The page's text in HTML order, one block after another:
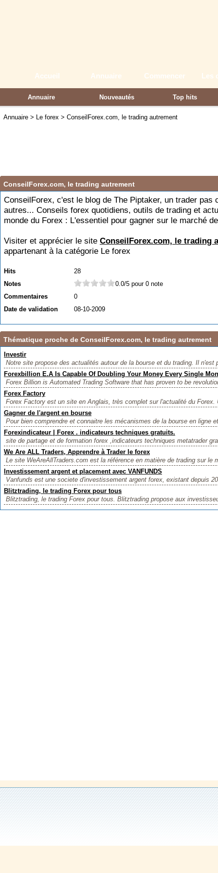
Accueil Annuaire Commencer Les
Annuaire Nouveautés Top hits
Partenaires
Annuaire > Le forex > ConseilForex.com, le trading autrement
ConseilForex.com, le trading autrement
ConseilForex, c'est le blog de The Piptaker, un trader pas
autres... Conseils forex quotidiens, outils de trading et
monde du Forex : L'essentiel pour gagner sur le marché
Visiter et apprécier le site ConseilForex.com, le trading
appartenant à la catégorie Le forex
Hits
28
Notes
0.0/5 pour 0 note
Commentaires
0
Date de validation
08-10-2009
Thématique proche de ConseilForex.com, le trading autrement
Investir
Notre site propose des actualités autour de la bourse et du trading. Il n'est
Forexbillion E.A Is Capable Of Doubling Your Money Every Single
Forex Billion is Automated Trading Software that has proven to be
Forex Factory
Forex Factory est un site en Anglais, très complet sur l'actualité du Forex.
Gagner de l'argent en bourse
Pour bien comprendre et connaitre les mécanismes de la bourse en ligne
Forexindicateur | Forex . indicateurs techniques gratuits.
site de partage et de formation forex ,indicateurs techniques metatrader
We Are ALL Traders, Apprendre à Trader le forex
Le site WeAreAllTraders.com est la référence en matière de trading sur le
Investissement argent et placement avec VANFUNDS
Vanfunds est une societe d'investissement argent forex, existant depuis
Blitztrading, le trading Forex pour tous
Blitztrading, le trading Forex pour tous. Blitztrading propose aux